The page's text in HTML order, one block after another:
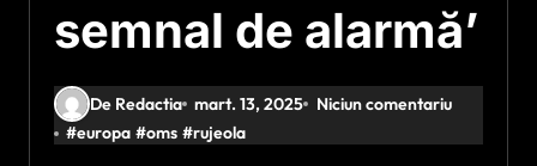
semnal de alarmă’
De Redactia mart. 13, 2025
Niciun comentariu
#europa #oms #rujeola